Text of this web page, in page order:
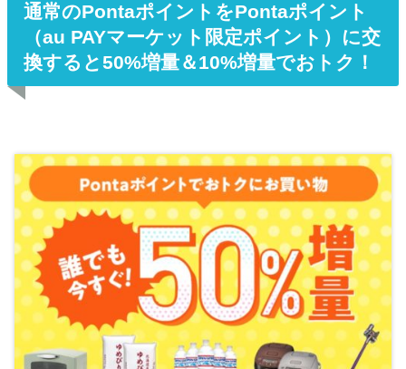
通常のPontaポイントをPontaポイント
（au PAYマーケット限定ポイント）に交
換すると50%増量＆10%増量でおトク！